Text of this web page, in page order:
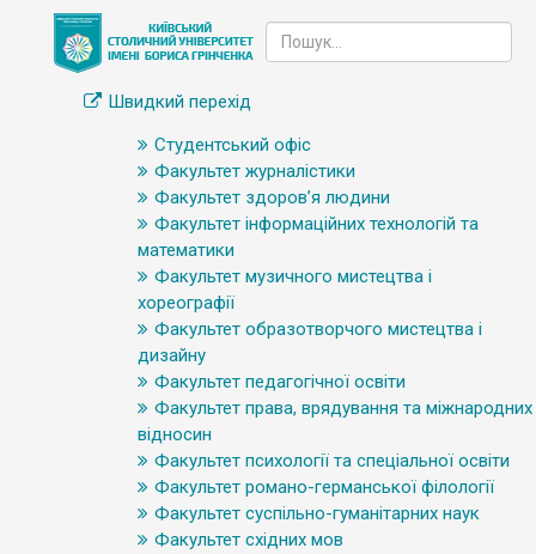
Швидкий перехід
Студентський офіс
Факультет журналістики
Факультет здоров’я людини
Факультет інформаційних технологій та
математики
Факультет музичного мистецтва і
хореографії
Факультет образотворчого мистецтва і
дизайну
Факультет педагогічної освіти
Факультет права, врядування та міжнародних
відносин
Факультет психології та спеціальної освіти
Факультет романо-германської філології
Факультет суспільно-гуманітарних наук
Факультет східних мов